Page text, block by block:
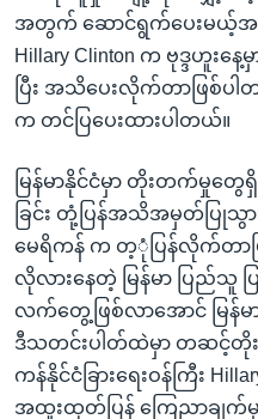
အတွက် ဆောင်ရွက်ပေးမယ့်အခ
Hillary Clinton က ဗုဒ္ဒဟူး
ပြီး အသိပေးလိုက်တာဖြစ်ပ
က တင်ပြပေးထားပါတယ်။
မြန်မာနိုင်ငံမှာ တိုးတက်မှု
ခြင်း တုံ့ပြန်အသိအမှတ်ပြုသွ
မေရိကန် က တ့ုံပြန်လိုက်တာဖ
လိုလားနေတဲ့ မြန်မာ ပြည်သူ
လက်တွေ့ဖြစ်လာအောင် မြန်
ဒီသတင်းပါတ်ထဲမှာ တဆင့်
ကန်နိုင်ငံခြားရေးဝန်ကြီး
အထူးထုတ်ပြန် ကြေညာချက်မှ